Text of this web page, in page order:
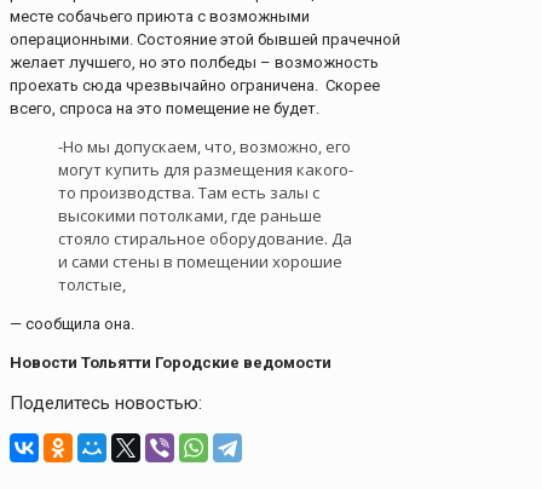
месте собачьего приюта с возможными
операционными. Состояние этой бывшей прачечной
желает лучшего, но это полбеды – возможность
проехать сюда чрезвычайно ограничена. Скорее
всего, спроса на это помещение не будет.
-Но мы допускаем, что, возможно, его
могут купить для размещения какого-
то производства. Там есть залы с
высокими потолками, где раньше
стояло стиральное оборудование. Да
и сами стены в помещении хорошие
толстые,
— сообщила она.
Новости Тольятти Городские ведомости
Поделитесь новостью: